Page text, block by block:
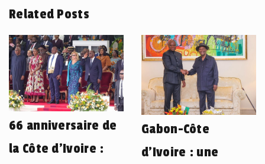
Related Posts
66 anniversaire de
la Côte d’Ivoire :
Gabon-Côte
d’Ivoire : une